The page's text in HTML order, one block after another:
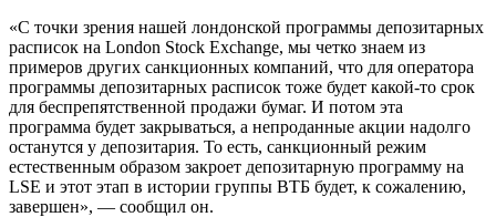
«С точки зрения нашей лондонской программы депозитарных
расписок на London Stock Exchange, мы четко знаем из
примеров других санкционных компаний, что для оператора
программы депозитарных расписок тоже будет какой-то срок
для беспрепятственной продажи бумаг. И потом эта
программа будет закрываться, а непроданные акции надолго
останутся у депозитария. То есть, санкционный режим
естественным образом закроет депозитарную программу на
LSE и этот этап в истории группы ВТБ будет, к сожалению,
завершен», — сообщил он.